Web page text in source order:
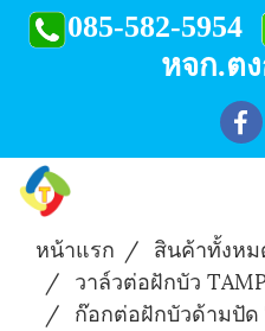
085-582-5954
หจก.ต
หน้าแรก สินค้าทั้งห
วาล์วต่อฝักบัว
ก๊อกต่อฝักบัวด้ามปัด